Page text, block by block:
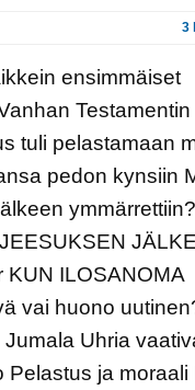
3
ensimmäiset
tuli pelastamaan
pedon kynsiin
KUN ILOSANOMA
vai huono
Uhria
ja moraali